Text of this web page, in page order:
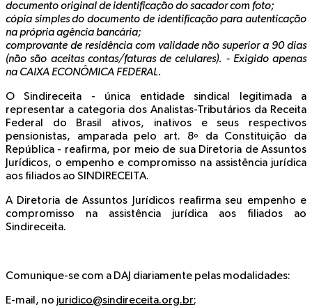
documento original de identificação do sacador com foto;
cópia simples do documento de identificação para autenticação
na própria agência bancária;
comprovante de residência com validade não superior a 90 dias
(não são aceitas contas/faturas de celulares). - Exigido apenas
na CAIXA ECONÔMICA FEDERAL.
O Sindireceita - única entidade sindical legitimada a
representar a categoria dos Analistas-Tributários da Receita
Federal do Brasil ativos, inativos e seus respectivos
pensionistas, amparada pelo art. 8º da Constituição da
República - reafirma, por meio de sua Diretoria de Assuntos
Jurídicos, o empenho e compromisso na assistência jurídica
aos filiados ao SINDIRECEITA.
A Diretoria de Assuntos Jurídicos reafirma seu empenho e
compromisso na assistência jurídica aos filiados ao
Sindireceita.
Comunique-se com a DAJ diariamente pelas modalidades:
E-mail, no juridico@sindireceita.org.br;